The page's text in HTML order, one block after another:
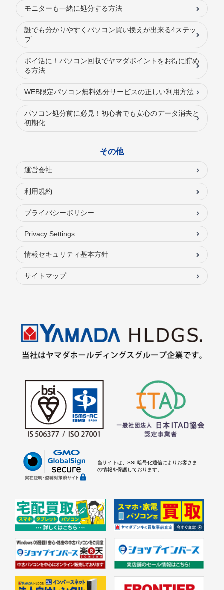
モニターも一緒に処分する方法
誰でも分かりやすくパソコン買い換えが出来る4ステッ
プ
ポイ活に！パソコン回収でヤマダポイントをお得に貯め
る方法
WEB限定パソコン無料処分サービスの正しい利用方法
パソコン処分前に必見！初心者でも安心のデータ消去と
初期化
その他
運営会社
利用規約
プライバシーポリシー
Privacy Settings
情報セキュリティ基本方針
サイトマップ
当サイトは、SSL暗号化通信によりお客さま
の情報を保護しております。